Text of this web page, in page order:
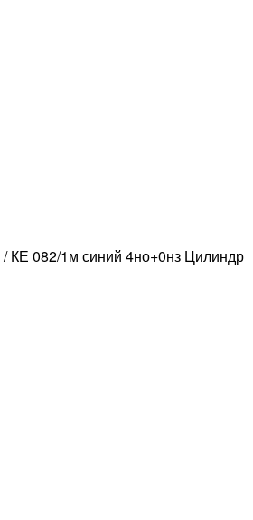
/ КЕ 082/1м синий 4но+0нз Цилиндр